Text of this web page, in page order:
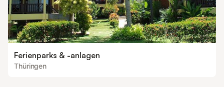
Ferienparks & -anlagen
Thüringen